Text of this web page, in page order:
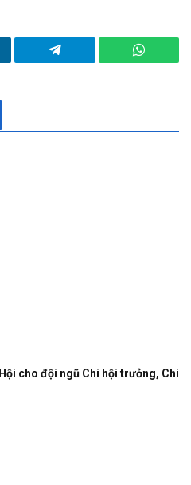
Telegram
cho đội ngũ Chi hội trưởng, Chi